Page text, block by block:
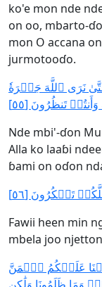
ko'e mon nde
on oo, mbarto-
mon O accana
jurmotooɗo.
نَرَى ٱللَّهَ جَهۡرَةٗ
تَنظُرُونَ [٥٥]
Nde mbi'-ɗon
Alla ko laaɓi
ɓami on oɗon
تَشۡكُرُونَ [٥٦]
Fawii heen min
mbela joo
عَلَيۡكُمُ ٱلۡمَنَّ